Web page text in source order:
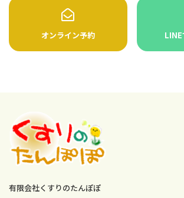
オンライン予約
有限会社くすりのたんぽぽ